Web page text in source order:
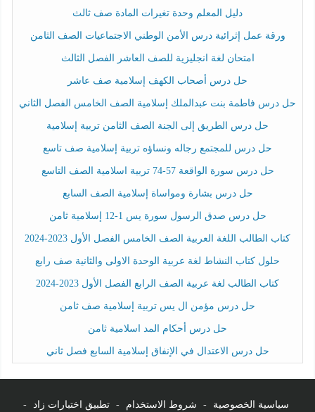
دليل المعلم وحدة تغيرات المادة صف ثالث
ورقة عمل إثرائية درس الأمن الوطني الاجتماعيات الصف الثامن
امتحان لغة انجليزية للصف العاشر الفصل الثالث
حل درس أصحاب الكهف إسلامية صف عاشر
حل درس فاطمة بنت عبدالملك إسلامية الصف الخامس الفصل الثاني
حل درس الطريق إلى الجنة الصف الثامن تربية إسلامية
حل درس للمجتمع رجاله ونساؤه تربية إسلامية صف تاسع
حل درس سورة الواقعة 57-74 تربية اسلامية الصف التاسع
حل درس بشارة ومواساة إسلامية الصف السابع
حل درس صدق الرسول سورة يس 1-12 إسلامية ثامن
كتاب الطالب اللغة العربية الصف الخامس الفصل الأول 2023-2024
حلول كتاب النشاط لغة عربية الوحدة الاولى والثانية صف رابع
كتاب الطالب لغة عربية الصف الرابع الفصل الأول 2023-2024
حل درس مؤمن ال يس تربية إسلامية صف ثامن
حل درس أحكام المد اسلامية ثامن
حل درس الاعتدال في الإنفاق إسلامية السابع فصل ثاني
سياسية الخصوصية - شروط الاستخدام - تطبيق اختبارات زاد -